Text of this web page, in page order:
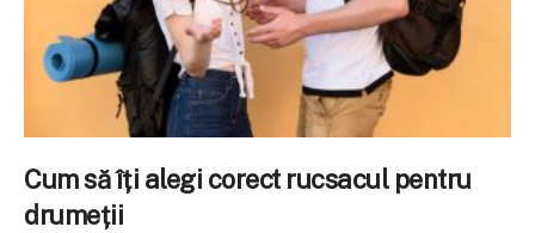
Cum să îți alegi corect rucsacul pentru
drumeții